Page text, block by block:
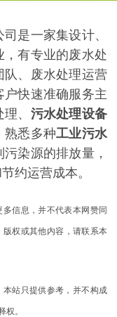
是一家集设计、
有专业的废水处
队、废水处理运营
户快速准确服务主
、 污水处理设备
熟悉多种工业污水
染源的排放量，
约运营成本。
信息，并不代表本网赞同
权或其他内容，请联系本
本站只提供参考，并不构成
权。